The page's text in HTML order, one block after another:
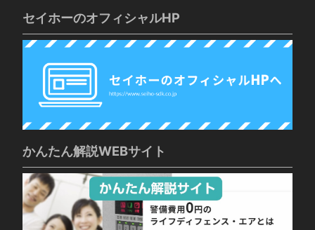
セイホーのオフィシャルHP
かんたん解説WEBサイト